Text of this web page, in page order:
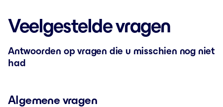
Veelgestelde vragen
Antwoorden op vragen die u misschien nog niet
had
Algemene vragen